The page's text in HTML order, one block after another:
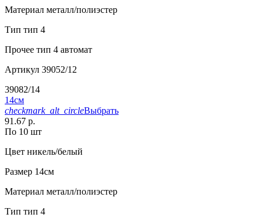
Материал металл/полиэстер
Тип тип 4
Прочее тип 4 автомат
Артикул 39052/12
39082/14
14см
checkmark_alt_circleВыбрать
91.67 р.
По 10 шт
Цвет никель/белый
Размер 14см
Материал металл/полиэстер
Тип тип 4